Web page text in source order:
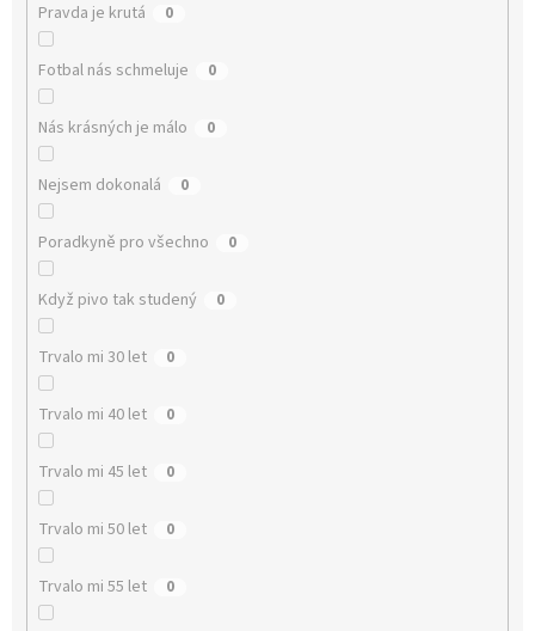
Pravda je krutá 0
Fotbal nás schmeluje 0
Nás krásných je málo 0
Nejsem dokonalá 0
Poradkyně pro všechno 0
Když pivo tak studený 0
Trvalo mi 30 let 0
Trvalo mi 40 let 0
Trvalo mi 45 let 0
Trvalo mi 50 let 0
Trvalo mi 55 let 0